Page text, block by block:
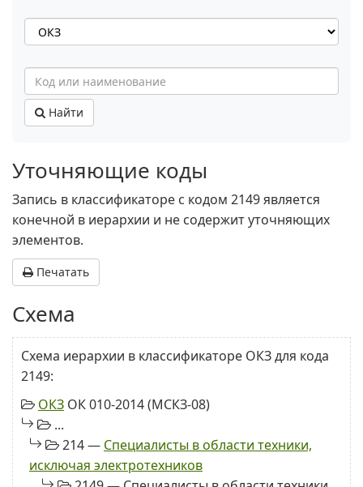
Найти
Уточняющие коды
Запись в классификаторе с кодом 2149 является
конечной в иерархии и не содержит уточняющих
элементов.
Печатать
Схема
Схема иерархии в классификаторе ОКЗ для кода
2149:
ОКЗ ОК 010-2014 (МСКЗ-08)
...
214 — Специалисты в области техники,
исключая электротехников